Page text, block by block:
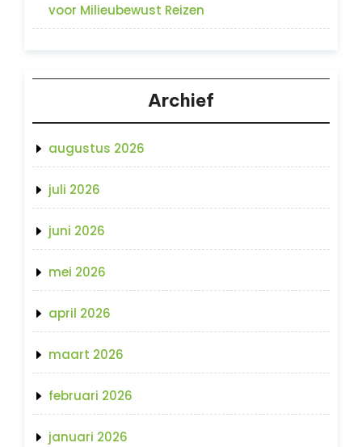
voor Milieubewust Reizen
Archief
augustus 2026
juli 2026
juni 2026
mei 2026
april 2026
maart 2026
februari 2026
januari 2026